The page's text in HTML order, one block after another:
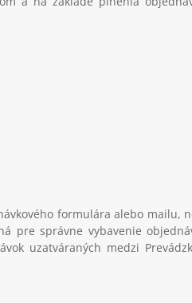
formulára alebo mailu,
pre správne vybavenie
uzatváraných medzi